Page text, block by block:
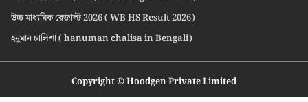
উচ্চ মাধ্যমিক রেজাল্ট 2026 ( WB HS Result 2026)
হনুমান চালিশা ( hanuman chalisa in Bengali)
Copyright © Hoodgen Private Limited